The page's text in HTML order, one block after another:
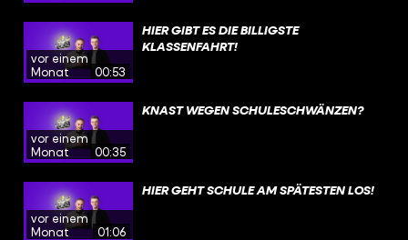
vor einem
Monat
00:53
HIER GIBT ES DIE BILLIGSTE
KLASSENFAHRT!
vor einem
Monat
00:35
KNAST WEGEN SCHULESCHWÄNZEN?
vor einem
Monat
01:06
HIER GEHT SCHULE AM SPÄTESTEN LOS!